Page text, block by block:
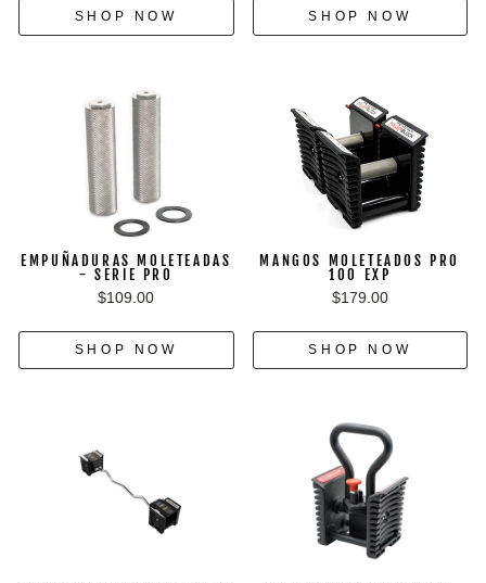
SHOP NOW SHOP NOW
EMPUÑADURAS MOLETEADAS
- SERIE PRO
$109.00
SHOP NOW
MANGOS MOLETEADOS PRO
100 EXP
$179.00
SHOP NOW